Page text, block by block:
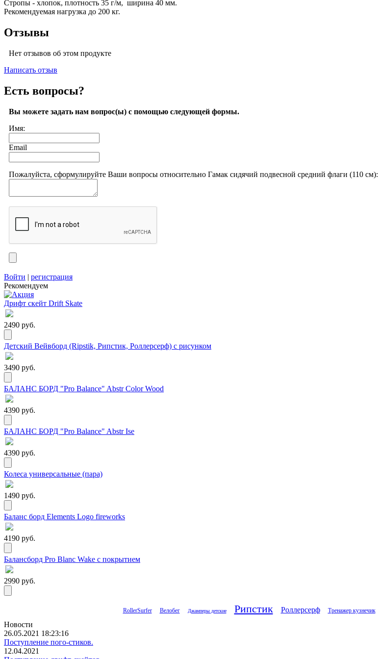
Стропы - хлопок, плотность 35 г/м, ширина 40 мм.
Рекомендуемая нагрузка до 200 кг.
Отзывы
Нет отзывов об этом продукте
Написать отзыв
Есть вопросы?
Вы можете задать нам вопрос(ы) с помощью следующей формы.
Имя:
Email
Пожалуйста, сформулируйте Ваши вопросы относительно Гамак сидячий подвесной средний флаги (110 см):
Войти | регистрация
Рекомендуем
Дрифт скейт Drift Skate
2490 руб.
Детский Вейвборд (Ripstik, Рипстик, Роллерсерф) с рисунком
3490 руб.
БАЛАНС БОРД "Pro Balance" Abstr Color Wood
4390 руб.
БАЛАНС БОРД "Pro Balance" Abstr Ise
4390 руб.
Колеса универсальные (пара)
1490 руб.
Баланс борд Elements Logo fireworks
4190 руб.
Балансборд Pro Blanc Wake с покрытием
2990 руб.
RollerSurfer Велобег Джамперы детские Рипстик Роллерсерф Тренажер кузнечик
Новости
26.05.2021 18:23:16
Поступление пого-стиков.
12.04.2021